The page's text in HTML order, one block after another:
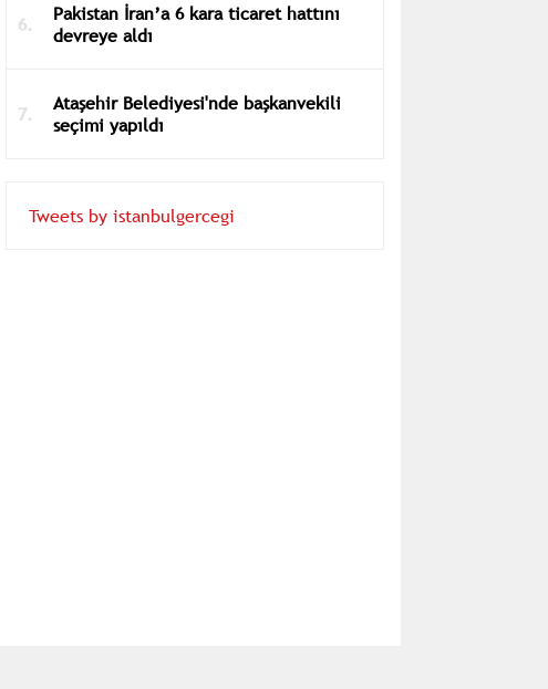
Pakistan İran’a 6 kara ticaret hattını
devreye aldı
Ataşehir Belediyesi'nde başkanvekili
seçimi yapıldı
Tweets by istanbulgercegi